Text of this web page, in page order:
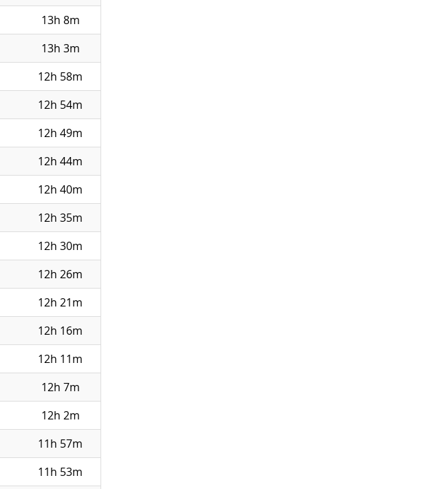
13h 8m
13h 3m
12h 58m
12h 54m
12h 49m
12h 44m
12h 40m
12h 35m
12h 30m
12h 26m
12h 21m
12h 16m
12h 11m
12h 7m
12h 2m
11h 57m
11h 53m